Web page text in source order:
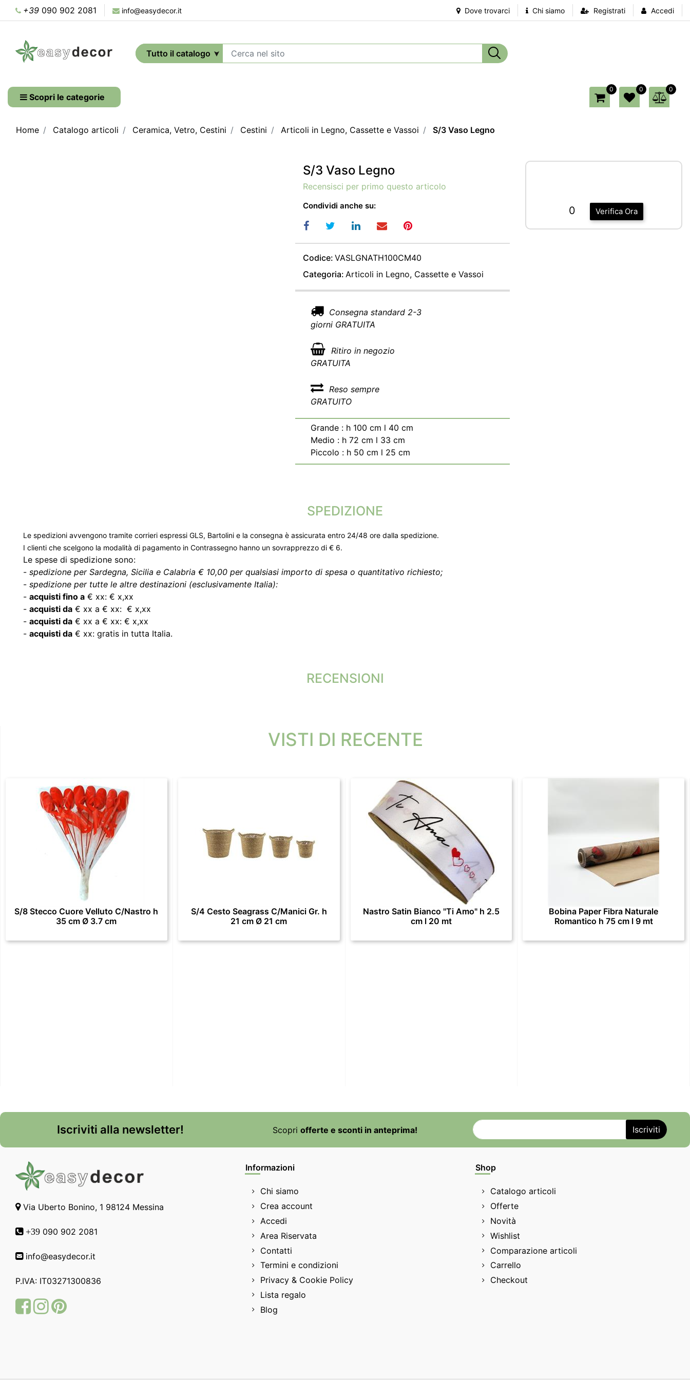
+39 090 902 2081 info@easydecor.it Dove trovarci Chi siamo Registrati Accedi
Scopri le categorie
0 0 0
Home Catalogo articoli Ceramica, Vetro, Cestini Cestini Articoli in Legno, Cassette e Vassoi S/3 Vaso Legno
S/3 Vaso Legno
Recensisci per primo questo articolo
Condividi anche su:
Codice: VASLGNATH100CM40
Categoria: Articoli in Legno, Cassette e Vassoi
Consegna standard 2-3
giorni GRATUITA
Ritiro in negozio
GRATUITA
Reso sempre
GRATUITO
Grande : h 100 cm l 40 cm
Medio : h 72 cm l 33 cm
Piccolo : h 50 cm l 25 cm
Verifica Ora
0
SPEDIZIONE
Le spedizioni avvengono tramite corrieri espressi GLS, Bartolini e la consegna è assicurata entro 24/48 ore dalla spedizione.
I clienti che scelgono la modalità di pagamento in Contrassegno hanno un sovrapprezzo di € 6.
Le spese di spedizione sono:
- spedizione per Sardegna, Sicilia e Calabria € 10,00 per qualsiasi importo di spesa o quantitativo richiesto;
- spedizione per tutte le altre destinazioni (esclusivamente Italia):
- acquisti fino a € xx: € x,xx
- acquisti da € xx a € xx: € x,xx
- acquisti da € xx a € xx: € x,xx
- acquisti da € xx: gratis in tutta Italia.
RECENSIONI
VISTI DI RECENTE
S/8 Stecco Cuore Velluto C/Nastro h
35 cm Ø 3.7 cm
S/4 Cesto Seagrass C/Manici Gr. h
21 cm Ø 21 cm
Nastro Satin Bianco "Ti Amo" h 2.5
cm l 20 mt
Bobina Paper Fibra Naturale
Romantico h 75 cm l 9 mt
Iscriviti alla newsletter! Scopri offerte e sconti in anteprima!
Via Uberto Bonino, 1 98124 Messina
+39 090 902 2081
info@easydecor.it
P.IVA: IT03271300836
FacebookInstagram
Pinterest
Informazioni
Chi siamo
Crea account
Accedi
Area Riservata
Contatti
Termini e condizioni
Privacy & Cookie Policy
Lista regalo
Blog
Shop
Catalogo articoli
Offerte
Novità
Wishlist
Comparazione articoli
Carrello
Checkout